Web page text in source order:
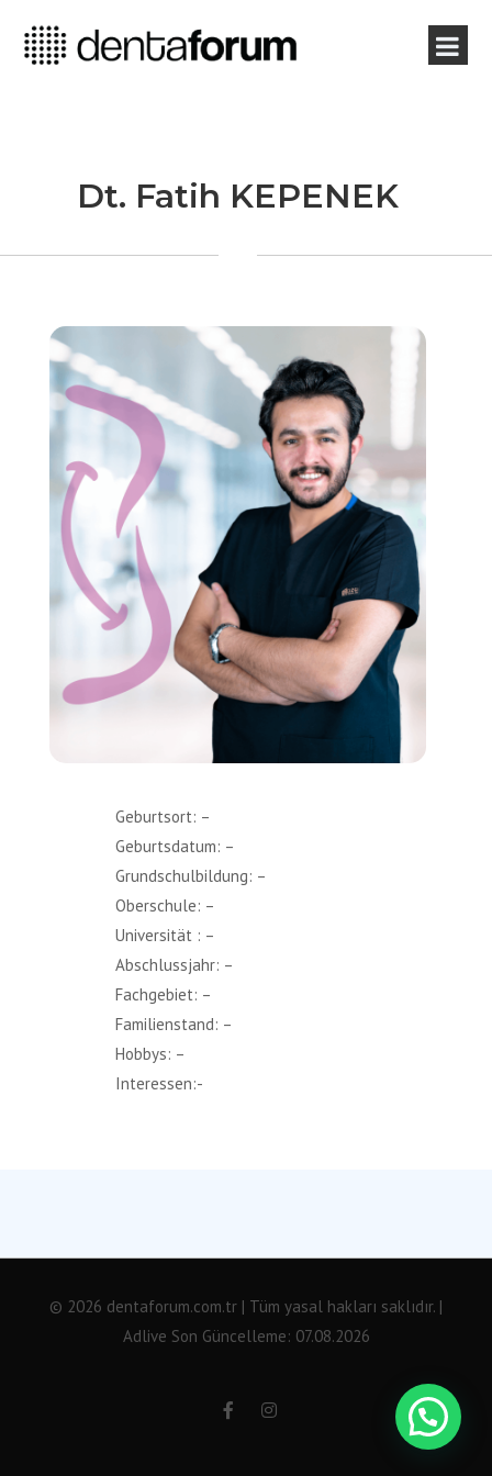
Dt. Fatih KEPENEK
Geburtsort: –
Geburtsdatum: –
Grundschulbildung: –
Oberschule: –
Universität : –
Abschlussjahr: –
Fachgebiet: –
Familienstand: –
Hobbys: –
Interessen:-
© 2026 dentaforum.com.tr | Tüm yasal hakları saklıdır. |
Adlive Son Güncelleme: 07.08.2026